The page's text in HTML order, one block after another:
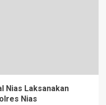
Nias Laksanakan
Nias